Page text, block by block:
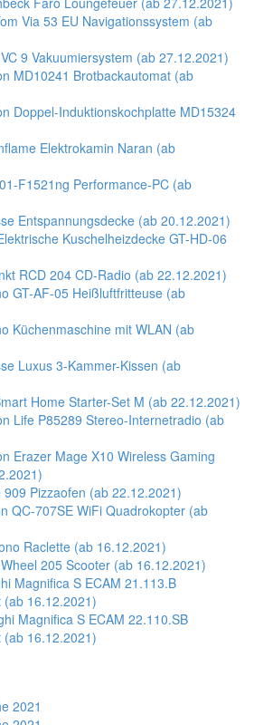
Via 53 EU Navigationssystem (ab
9 Vakuumiersystem (ab 27.12.2021)
MD10241 Brotbackautomat (ab
Doppel-Induktionskochplatte MD15324
Elektrokamin Naran (ab
F1521ng Performance-PC (ab
Entspannungsdecke (ab 20.12.2021)
Kuschelheizdecke GT-HD-06
RCD 204 CD-Radio (ab 22.12.2021)
GT-AF-05 Heißluftfritteuse (ab
Küchenmaschine mit WLAN (ab
Luxus 3-Kammer-Kissen (ab
Home Starter-Set M (ab 22.12.2021)
Life P85289 Stereo-Internetradio (ab
Erazer Mage X10 Wireless Gaming
Pizzaofen (ab 22.12.2021)
QC-707SE WiFi Quadrokopter (ab
Raclette (ab 16.12.2021)
205 Scooter (ab 16.12.2021)
Magnifica S ECAM 21.113.B
(ab 16.12.2021)
Magnifica S ECAM 22.110.SB
(ab 16.12.2021)
2021